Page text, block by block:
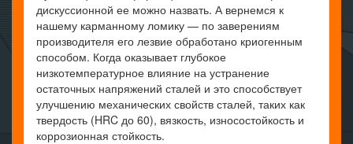
дискуссионной ее можно назвать. А вернемся к
нашему карманному ломику — по заверениям
производителя его лезвие обработано криогенным
способом. Когда оказывает глубокое
низкотемпературное влияние на устранение
остаточных напряжений сталей и это способствует
улучшению механических свойств сталей, таких как
твердость (HRC до 60), вязкость, износостойкость и
коррозионная стойкость.